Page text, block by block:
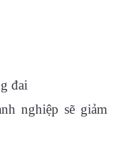
đai
nghiệp sẽ giảm